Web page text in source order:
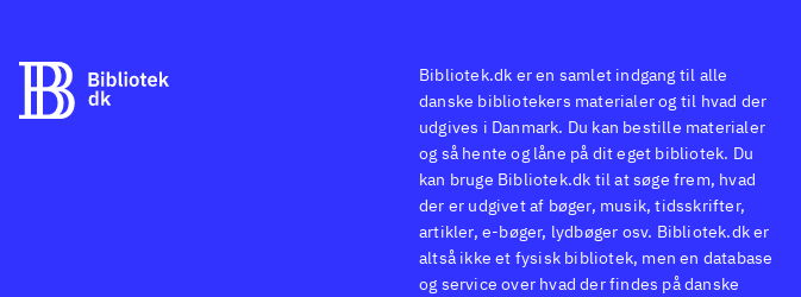
Bibliotek.dk er en samlet indgang til alle
danske bibliotekers materialer og til hvad der
udgives i Danmark. Du kan bestille materialer
og så hente og låne på dit eget bibliotek. Du
kan bruge Bibliotek.dk til at søge frem, hvad
der er udgivet af bøger, musik, tidsskrifter,
artikler, e-bøger, lydbøger osv. Bibliotek.dk er
altså ikke et fysisk bibliotek, men en database
og service over hvad der findes på danske